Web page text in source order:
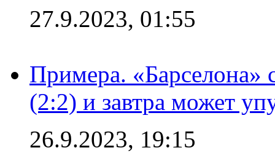
27.9.2023, 01:55
Примера. «Барселона»
(2:2) и завтра может
26.9.2023, 19:15